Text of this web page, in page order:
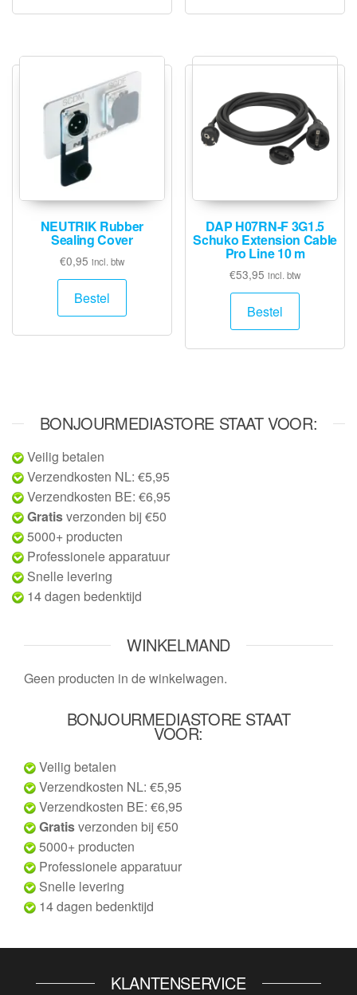
NEUTRIK Rubber
Sealing Cover
€0,95 incl. btw
Bestel
DAP H07RN-F 3G1.5
Schuko Extension Cable
Pro Line 10 m
€53,95 incl. btw
Bestel
BONJOURMEDIASTORE STAAT VOOR:
Veilig betalen
Verzendkosten NL: €5,95
Verzendkosten BE: €6,95
Gratisverzonden bij €50
5000+ producten
Professionele apparatuur
Snelle levering
14 dagen bedenktijd
WINKELMAND
Geen producten in de winkelwagen.
BONJOURMEDIASTORE STAAT
VOOR:
Veilig betalen
Verzendkosten NL: €5,95
Verzendkosten BE: €6,95
Gratisverzonden bij €50
5000+ producten
Professionele apparatuur
Snelle levering
14 dagen bedenktijd
KLANTENSERVICE